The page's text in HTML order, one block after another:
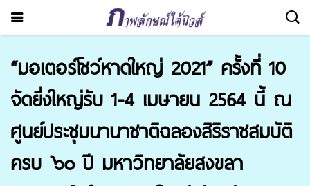
“มอเตอร์โชว์หาดใหญ่ 2021” ครั้งที่ 10
จัดยิ่งใหญ่รับ 1-4 เมษายน 2564 นี้ ณ
ศูนย์ประชุมนานาชาติฉลองสิริราชสมบัติ
ครบ ๖๐ ปี มหาวิทยาลัยสงขลา